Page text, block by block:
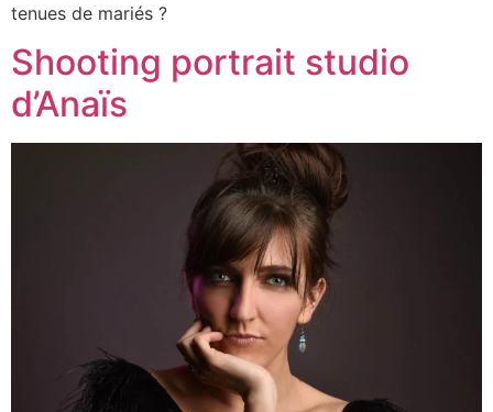
tenues de mariés ?
Shooting portrait studio
d’Anaïs